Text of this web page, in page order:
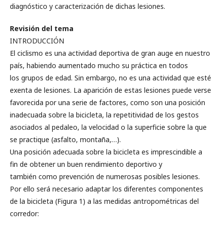
diagnóstico y caracterización de dichas lesiones.
Revisión del tema
INTRODUCCIÓN
El ciclismo es una actividad deportiva de gran auge en nuestro
país, habiendo aumentado mucho su práctica en todos
los grupos de edad. Sin embargo, no es una actividad que esté
exenta de lesiones. La aparición de estas lesiones puede verse
favorecida por una serie de factores, como son una posición
inadecuada sobre la bicicleta, la repetitividad de los gestos
asociados al pedaleo, la velocidad o la superficie sobre la que
se practique (asfalto, montaña,…).
Una posición adecuada sobre la bicicleta es imprescindible a
fin de obtener un buen rendimiento deportivo y
también como prevención de numerosas posibles lesiones.
Por ello será necesario adaptar los diferentes componentes
de la bicicleta (Figura 1) a las medidas antropométricas del
corredor: